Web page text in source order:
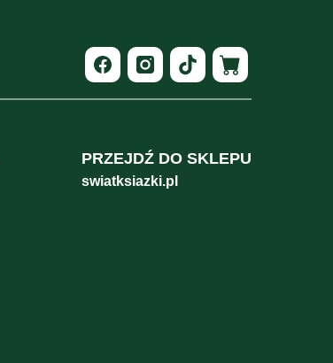
PRZEJDŹ DO SKLEPU
swiatksiazki.pl